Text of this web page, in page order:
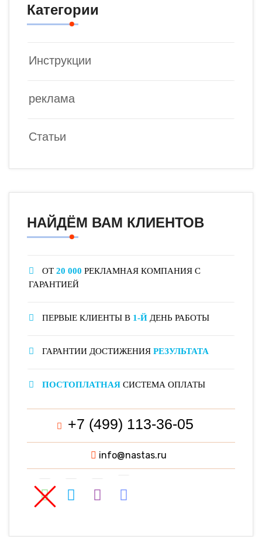
Категории
Инструкции
реклама
Статьи
НАЙДЁМ ВАМ КЛИЕНТОВ
ОТ 20 000 РЕКЛАМНАЯ КОМПАНИЯ С
ГАРАНТИЕЙ
ПЕРВЫЕ КЛИЕНТЫ В 1-Й ДЕНЬ РАБОТЫ
ГАРАНТИИ ДОСТИЖЕНИЯ РЕЗУЛЬТАТА
ПОСТОПЛАТНАЯ СИСТЕМА ОПЛАТЫ
+7 (499) 113-36-05
info@nastas.ru